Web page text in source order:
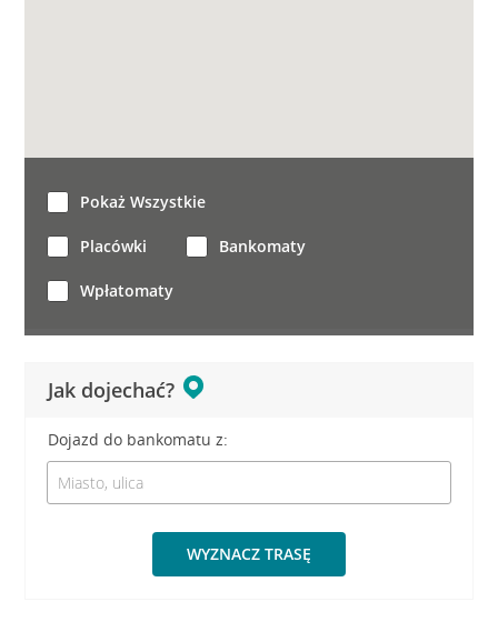
Jak dojechać?
Dojazd do bankomatu z:
WYZNACZ TRASĘ
Pokaż Wszystkie
Placówki Bankomaty
Wpłatomaty